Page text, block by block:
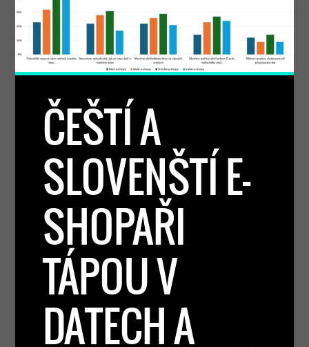
ČEŠTÍ A
SLOVENŠTÍ E-
SHOPAŘI
TÁPOU V
DATECH A